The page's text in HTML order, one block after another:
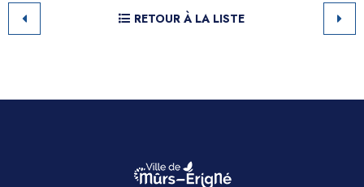
RETOUR À LA LISTE